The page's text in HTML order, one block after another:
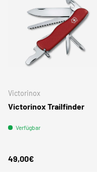
Victorinox
Victorinox Trailfinder
Verfügbar
Normaler Preis
49,00€